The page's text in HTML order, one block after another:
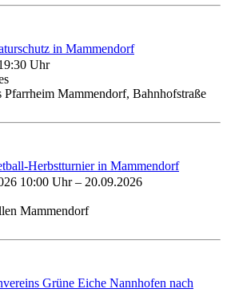
in Mammendorf
Uhr
Pfarrheim Mammendorf, Bahnhofstraße
Herbstturnier in Mammendorf
10:00 Uhr– 20.09.2026
Mammendorf
Grüne Eiche Nannhofen nach